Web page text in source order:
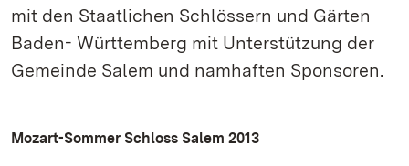
mit den Staatlichen Schlössern und Gärten
Baden- Württemberg mit Unterstützung der
Gemeinde Salem und namhaften Sponsoren.
Mozart-Sommer Schloss Salem 2013